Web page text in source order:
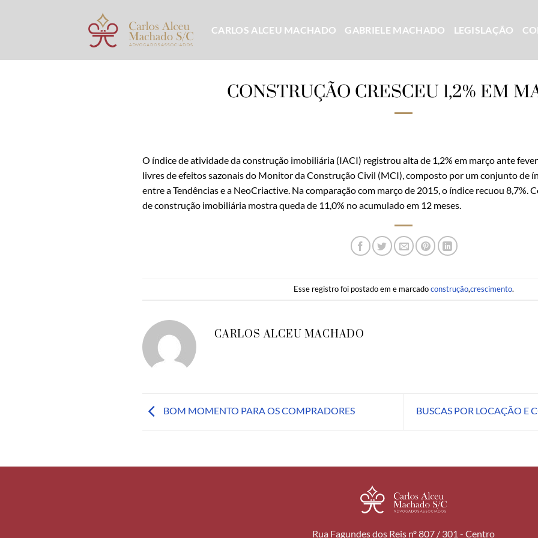
CARLOS ALCEU MACHADO GABRIELE MACHADO LEGISLAÇÃO
CONSTRUÇÃO CRESCEU 1,2% EM
O índice de atividade da construção imobiliária (IACI) registrou alta de 1,2% em março ante
livres de efeitos sazonais do Monitor da Construção Civil (MCI), composto por um conjunto de
entre a Tendências e a NeoCriactive. Na comparação com março de 2015, o índice recuou 8,7%.
de construção imobiliária mostra queda de 11,0% no acumulado em 12 meses.
Esse registro foi postado em e marcadoconstrução,crescimento.
CARLOS ALCEU MACHADO
BOM MOMENTO PARA OS COMPRADORES BUSCAS POR LOCAÇÃO E
Rua Fagundes dos Reis nº 807 / 301 - Centro